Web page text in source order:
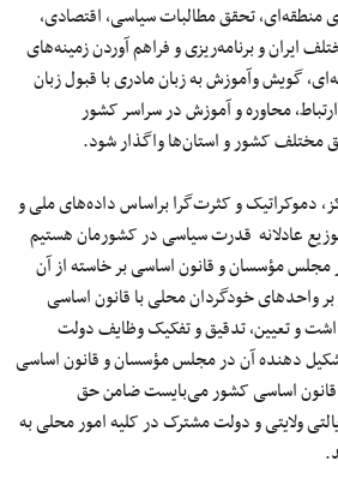
منطقه‌ای، تحقق مطالبات سیاسی، اقتصادی،
ایران و برنامه‌ریزی و فراهم آوردن زمینه‌های
گویش وآموزش به زبان مادری با قبول زبان
محاوره و آموزش در سراسر کشور
مختلف کشور و استان‌ها واگذار شود.
دموکراتیک و کثرت‌گرا براساس داده‌های ملی و
عادلانه قدرت سیاسی در کشورمان هستیم
مؤسسان و قانون اساسی بر خاسته از آن
واحدهای خودگردان محلی با قانون اساسی
و تعیین، تدقیق و تفکیک وظایف دولت
دهنده آن در مجلس مؤسسان و قانون اساسی
قانون اساسی کشور می‌بایست ضامن حق
ولایتی و دولت مشترک در کلیه امور محلی به